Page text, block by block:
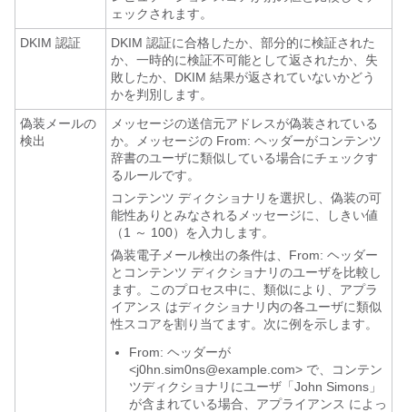
ェックされます。
DKIM 認証
DKIM 認証に合格したか、部分的に検証された
か、一時的に検証不可能として返されたか、失
敗したか、DKIM 結果が返されていないかどう
かを判別します。
偽装メールの
検出
メッセージの送信元アドレスが偽装されている
か。メッセージの From: ヘッダーがコンテンツ
辞書のユーザに類似している場合にチェックす
るルールです。
コンテンツ ディクショナリを選択し、偽装の可
能性ありとみなされるメッセージに、しきい値
（1 ～ 100）を入力します。
偽装電子メール検出の条件は、From: ヘッダー
とコンテンツ ディクショナリのユーザを比較し
ます。このプロセス中に、類似により、 アプラ
イアンス はディクショナリ内の各ユーザに類似
性スコアを割り当てます。次に例を示します。
From: ヘッダーが
<j0hn.sim0ns@example.com> で、コンテン
ツディクショナリにユーザ「John Simons」
が含まれている場合、 アプライアンス によっ